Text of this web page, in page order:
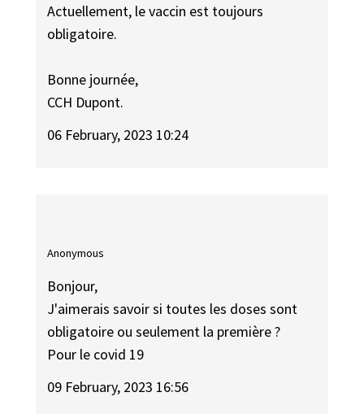
Actuellement, le vaccin est toujours
obligatoire.
Bonne journée,
CCH Dupont.
06 February, 2023 10:24
Anonymous
Bonjour,
J'aimerais savoir si toutes les doses sont
obligatoire ou seulement la première ?
Pour le covid 19
09 February, 2023 16:56